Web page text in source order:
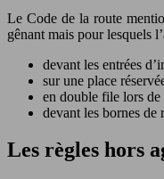
Le Code de la route
gênant mais pour lesquels
devant les entrées
sur une place
en double file lors de
devant les bornes de
Les règles hors